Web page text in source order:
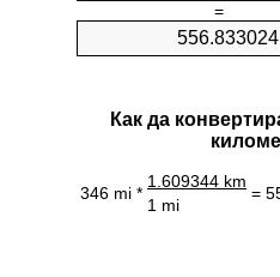
=
Как да
346 mi *
1.609344 km
=
1 mi